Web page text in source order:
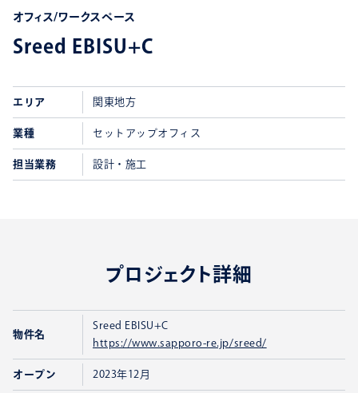
オフィス/ワークスペース
Sreed EBISU+C
エリア 関東地方
業種 セットアップオフィス
担当業務 設計・施工
プロジェクト詳細
物件名
Sreed EBISU+C
https://www.sapporo-re.jp/sreed/
オープン 2023年12月